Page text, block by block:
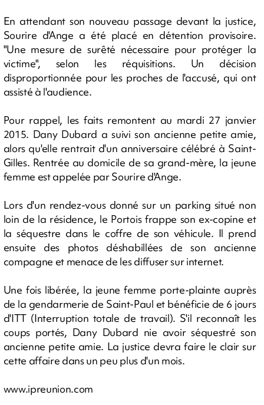
En attendant son nouveau passage devant la justice,
Sourire d'Ange a été placé en détention provisoire.
"Une mesure de surêté nécessaire pour protéger la
victime", selon les réquisitions. Un décision
disproportionnée pour les proches de l'accusé, qui ont
assisté à l'audience.
Pour rappel, les faits remontent au mardi 27 janvier
2015. Dany Dubard a suivi son ancienne petite amie,
alors qu'elle rentrait d'un anniversaire célébré à Saint-
Gilles. Rentrée au domicile de sa grand-mère, la jeune
femme est appelée par Sourire d'Ange.
Lors d'un rendez-vous donné sur un parking situé non
loin de la résidence, le Portois frappe son ex-copine et
la séquestre dans le coffre de son véhicule. Il prend
ensuite des photos déshabillées de son ancienne
compagne et menace de les diffuser sur internet.
Une fois libérée, la jeune femme porte-plainte auprès
de la gendarmerie de Saint-Paul et bénéficie de 6 jours
d'ITT (Interruption totale de travail). S'il reconnaît les
coups portés, Dany Dubard nie avoir séquestré son
ancienne petite amie. La justice devra faire le clair sur
cette affaire dans un peu plus d'un mois.
www.ipreunion.com